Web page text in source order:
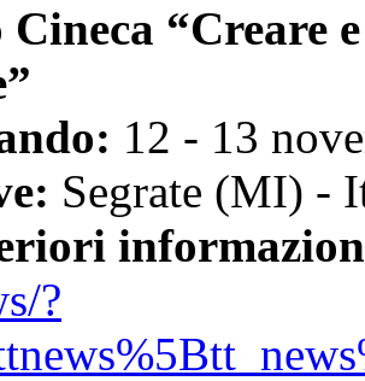
Cineca “Creare
12 - 13
Segrate (MI) -
?